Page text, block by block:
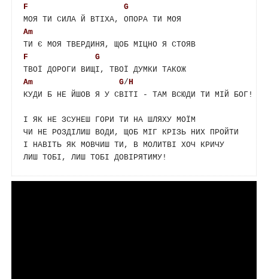
F
G
Am
ТИ Є МОЯ ТВЕРДИНЯ, ЩОБ МІЦНО Я СТОЯВ
F
G
ТВОЇ ДОРОГИ ВИЩІ, ТВОЇ ДУМКИ ТАКОЖ
Am
G/H
КУДИ Б НЕ ЙШОВ Я У СВІТІ - ТАМ ВСЮДИ ТИ МІЙ БОГ!
І ЯК НЕ ЗСУНЕШ ГОРИ ТИ НА ШЛЯХУ МОЇМ
ЧИ НЕ РОЗДІЛИШ ВОДИ, ЩОБ МІГ КРІЗЬ НИХ ПРОЙТИ
І НАВІТЬ ЯК МОВЧИШ ТИ, В МОЛИТВІ ХОЧ КРИЧУ